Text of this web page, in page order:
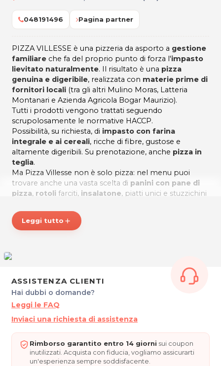
048191496 Pagina partner
PIZZA VILLESSE è una pizzeria da asporto a gestione
familiare che fa del proprio punto di forza l'impasto
lievitato naturalmente. Il risultato è una pizza
genuina e digeribile, realizzata con materie prime di
fornitori locali (tra gli altri Mulino Moras, Latteria
Montanari e Azienda Agricola Bogar Maurizio).
Tutti i prodotti vengono trattati seguendo
scrupolosamente le normative HACCP.
Possibilità, su richiesta, di impasto con farina
integrale e ai cereali, ricche di fibre, gustose e
altamente digeribili. Su prenotazione, anche pizza in
teglia.
Ma Pizza Villesse non è solo pizza: nel menu puoi
trovare anche una vasta scelta di panini con pane di
pizza, rotoli farciti, insalatone, piatti unici e stuzzichini
pranzo
ORARI
Aperto tutti i giorni: 11.00 - 14.00 / 17.00 - 22.00
Chiuso il lunedì mattina.
PIZZA VILLESSE
Via dei Iacomini, 25
Leggi tutto add
ASSISTENZA CLIENTI
Hai dubbi o domande?
Leggi le FAQ
Inviaci una richiesta di assistenza
Rimborso garantito entro 14 giorni sui coupon
inutilizzati. Acquista con fiducia, vogliamo assicurarti
un'esperienza sempre soddisfacente.